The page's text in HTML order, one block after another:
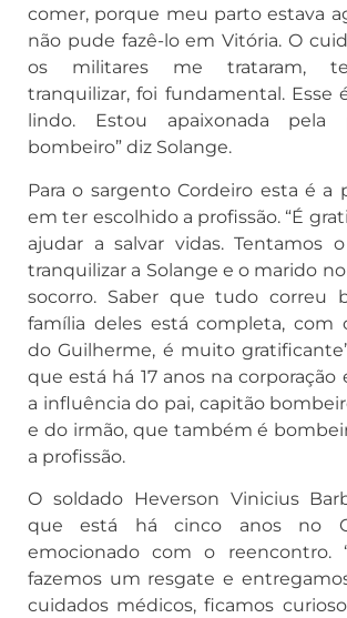
comer, porque meu parto estava
não pude fazê-lo em Vitória. O
os militares me trataram,
tranquilizar, foi fundamental. Esse
lindo. Estou apaixonada pela
bombeiro” diz Solange.
Para o sargento Cordeiro esta é a
em ter escolhido a profissão. “É
ajudar a salvar vidas. Tentamos
tranquilizar a Solange e o marido
socorro. Saber que tudo correu
família deles está completa, com
do Guilherme, é muito
que está há 17 anos na
a influência do pai, capitão
e do irmão, que também é
a profissão.
O soldado Heverson Vinicius
que está há cinco anos no
emocionado com o reencontro.
fazemos um resgate e
cuidados médicos, ficamos